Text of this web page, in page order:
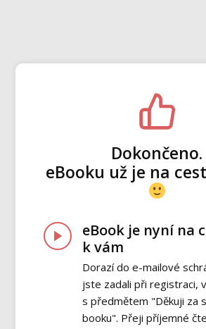
Dokončeno.
eBooku už je na
eBook je nyní na
k vám
Dorazí do e-mailové
jste zadali při registraci,
s předmětem "Děkuji za
booku". Přeji příjemné